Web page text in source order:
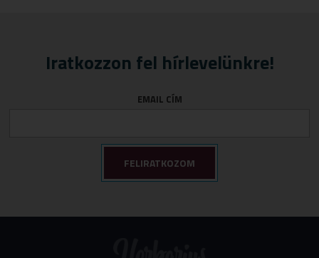
Iratkozzon fel hírlevelünkre!
EMAIL CÍM